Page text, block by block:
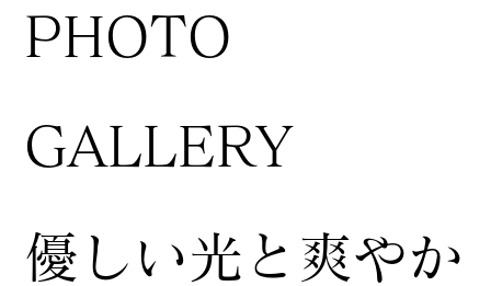
​PHOTO
GALLERY
​優しい光と爽やか